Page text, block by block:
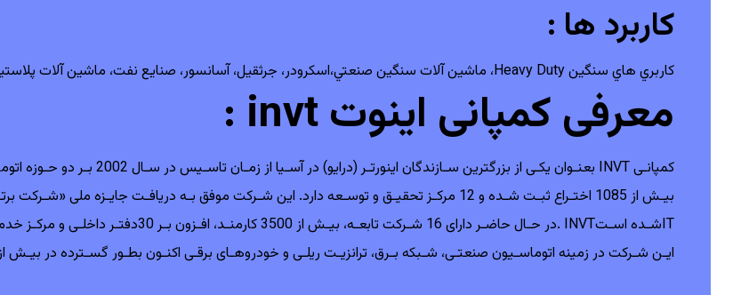
کاربرد ها :
كاربري هاي سنگين Heavy Duty، ماشين آلات سنگين صنعتي،اسكرودر، جرثقيل، آسانسور،‌ صنايع نفت، ماشين آلات پلاستيك،صنايع سنگ و كاشي و سرامي
معرفی کمپانی اینوت invt :
ایـن شـرکت در زمینه اتوماسـیون‬ ‫صنعتـی‪ ،‬شـبکه بـرق‪ ،‬ترانزیـت ریلـی و خودروهـای برقـی اکنـون بطـور‬ ‫گسـترده در بیـش از ‪ 60‬کشـور دنیـا عرضـه می‌شـوند‪.‬‬